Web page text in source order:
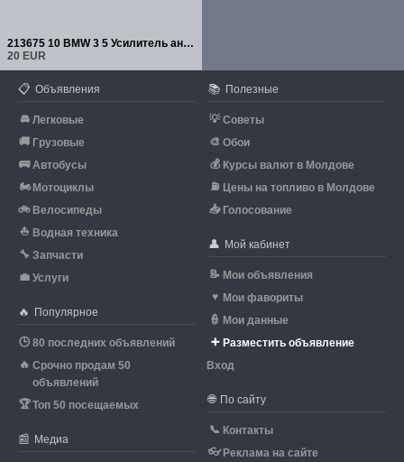
213675 10 BMW 3 5 Усилитель антенны для 2006-2011 F10
20 EUR
📋 Объявления
🚘 Легковые
🚚 Грузовые
🚌 Автобусы
🏍 Мотоциклы
🚲 Велосипеды
⛵ Водная техника
🔧 Запчасти
💼 Услуги
🔥 Популярное
🕒 80 последних объявлений
🔥 Срочно продам 50
объявлений
🏆Топ 50 посещаемых
📰 Медиа
📚 Полезные
💡 Советы
🎨 Обои
💰 Курсы валют в Молдове
⛽ Цены на топливо в Молдове
📥 Голосование
👤 Мой кабинет
📝 Мои объявления
♥ Мои фавориты
👮 Мои данные
➕ Разместить объявление
Вход
🌐 По сайту
📞 Контакты
👓 Реклама на сайте